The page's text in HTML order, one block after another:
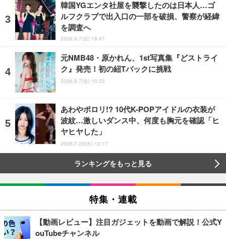
韓国YGエンタ社屋を襲撃したのは日本人…ゴ
ルフクラブで出入口の一部を破損、警察が経緯
を調査へ
2026.8.7(金) 18:47
元NMB48・原かれん、1st写真集『どストライ
ク』発売！初の紐Tバックに挑戦
2026.8.7(金) 10:22
あわやポロリ!? 10代K-POPアイドルの衣装が
波紋…激しいダンス中、何度も胸元を確認「ヒ
ヤヒヤした」
2026.7.29(水) 12:17
ランキングをもっと見る
特集・連載
【動画レビュー】注目ガジェットを動画で解説！公式Y
ouTubeチャンネル